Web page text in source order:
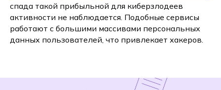
спада такой прибыльной для киберзлодеев
активности не наблюдается. Подобные сервисы
работают с большими массивами персональных
данных пользователей, что привлекает хакеров.